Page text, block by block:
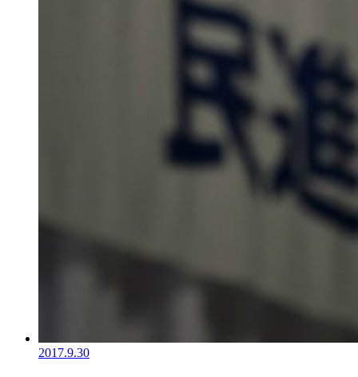
2017.9.30